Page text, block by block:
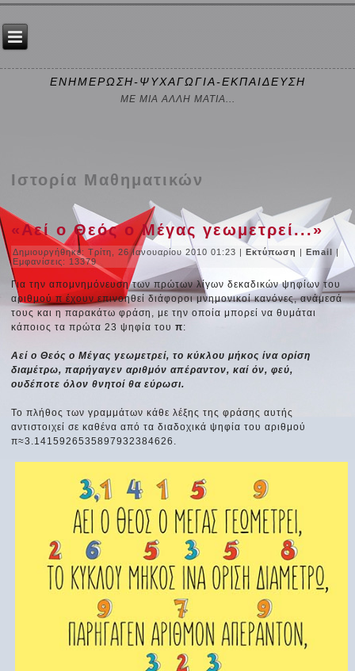
ΕΝΗΜΕΡΩΣΗ-ΨΥΧΑΓΩΓΙΑ-ΕΚΠΑΙΔΕΥΣΗ
ΜΕ ΜΙΑ ΑΛΛΗ ΜΑΤΙΑ...
Ιστορία Μαθηματικών
«Αεί ο Θεός ο Μέγας γεωμετρεί...»
Δημιουργήθηκε: Τρίτη, 26 Ιανουαρίου 2010 01:23 |Εκτύπωση |Email|
Εμφανίσεις: 13379
Για την απομνημόνευση των πρώτων λίγων δεκαδικών ψηφίων του
αριθμού π έχουν επινοηθεί διάφοροι μνημονικοί κανόνες, ανάμεσά
τους και η παρακάτω φράση, με την οποία μπορεί να θυμάται
κάποιος τα πρώτα 23 ψηφία τουπ:
Αεί ο Θεός ο Μέγας γεωμετρεί, το κύκλου μήκος ίνα ορίση
διαμέτρω, παρήγαγεν αριθμόν απέραντον, καί όν, φεύ,
ουδέποτε όλον θνητοί θα εύρωσι.
Το πλήθος των γραμμάτων κάθε λέξης της φράσης αυτής
αντιστοιχεί σε καθένα από τα διαδοχικά ψηφία του αριθμού
π≈3.1415926535897932384626.